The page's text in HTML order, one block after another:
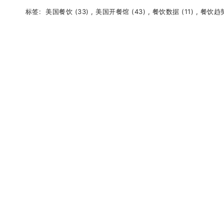
标签:美国餐饮 (33) , 美国开餐馆 (43) , 餐饮数据 (11) , 餐饮趋